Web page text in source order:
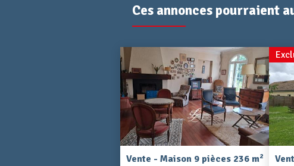
Ces annonces pourraient
Vente - Maison 9 pièces 236 m2